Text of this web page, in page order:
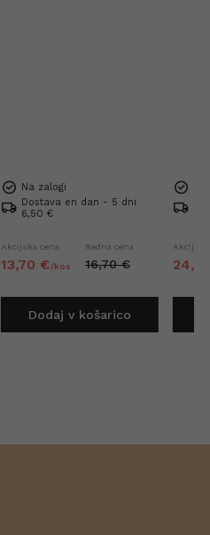
Na zalogi
Dostava en dan - 5 dni
6,50 €
Akcijska cena
13,70 €/kos
Redna cena
16,70 €
Dodaj v košarico
Akcijska
24,